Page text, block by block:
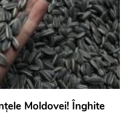
Moldovei! Înghite